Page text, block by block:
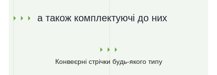
а також комплектуючі до них
Конвеєрні стрічки будь-якого типу